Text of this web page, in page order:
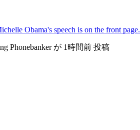
Obama's speech is on the front page.
Phonebankerが 1時間前 投稿